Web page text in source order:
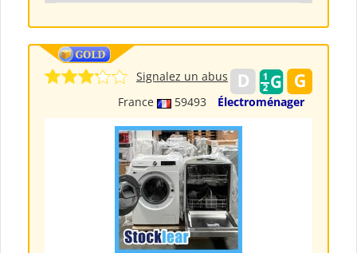
France 59493 Électroménager
Signalez un abus